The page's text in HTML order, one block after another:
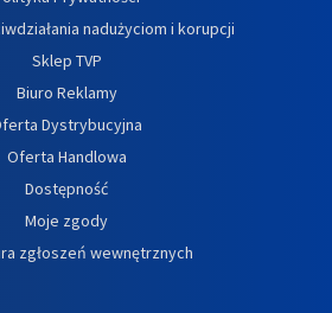
nadużyciom i korupcji
Sklep TVP
Biuro Reklamy
Dystrybucyjna
Oferta Handlowa
Dostępność
Moje zgody
zgłoszeń wewnętrznych